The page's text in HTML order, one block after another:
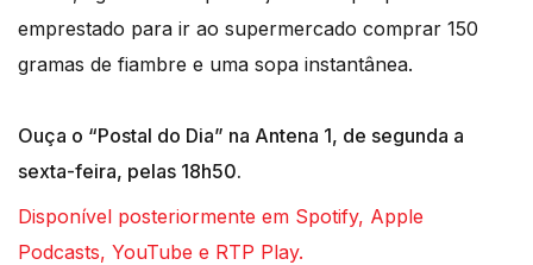
emprestado para ir ao supermercado comprar 150
gramas de fiambre e uma sopa instantânea.
Ouça o “Postal do Dia” na Antena 1, de segunda a
sexta-feira, pelas 18h50.
Disponível posteriormente em Spotify, Apple
Podcasts, YouTube e RTP Play.